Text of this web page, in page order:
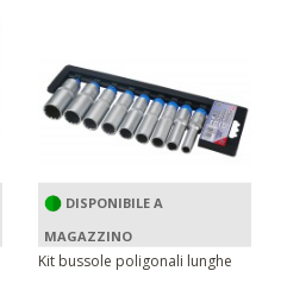
DISPONIBILE A
MAGAZZINO
Kit bussole poligonali lunghe